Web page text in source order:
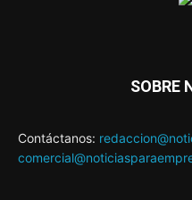
SOBRE
Contáctanos: